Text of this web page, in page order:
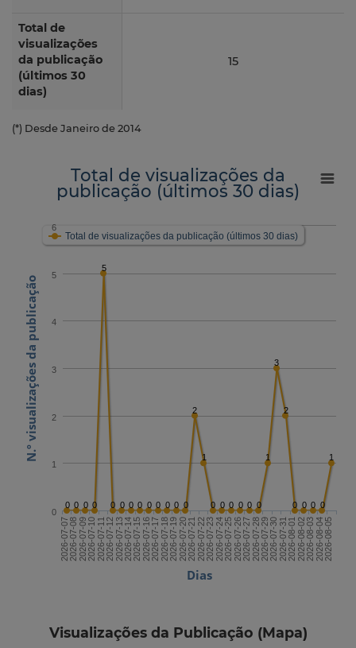
Total de
visualizações
da publicação
(últimos 30
dias)
15
(*) Desde Janeiro de 2014
Dias
N.º visualizações da publicação
Total de visualizações da
publicação (últimos 30 dias)
0 0 0 0
5
0 0 0 0 0 0 0 0 0
2
1
0 0 0 0 0 0
1
3
2
0 0 0 0
1
Total de visualizações da publicação (últimos 30 dias)
2026-07-072026-07-082026-07-092026-07-102026-07-112026-07-122026-07-132026-07-142026-07-152026-07-162026-07-172026-07-182026-07-192026-07-202026-07-212026-07-222026-07-232026-07-242026-07-252026-07-262026-07-272026-07-282026-07-292026-07-302026-07-312026-08-012026-08-022026-08-032026-08-042026-08-05
0
1
2
3
4
5
6
Visualizações da Publicação (Mapa)